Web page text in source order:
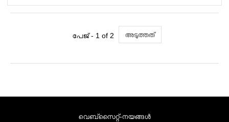
പേജ് - 1 of 2 അടുത്തത്
വെബ്സൈറ്റ്-നയങ്ങള്‍